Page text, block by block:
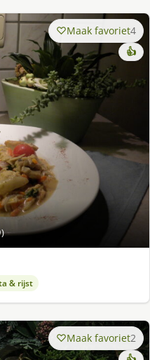
Maak favoriet4
👍
& rijst
Maak favoriet2